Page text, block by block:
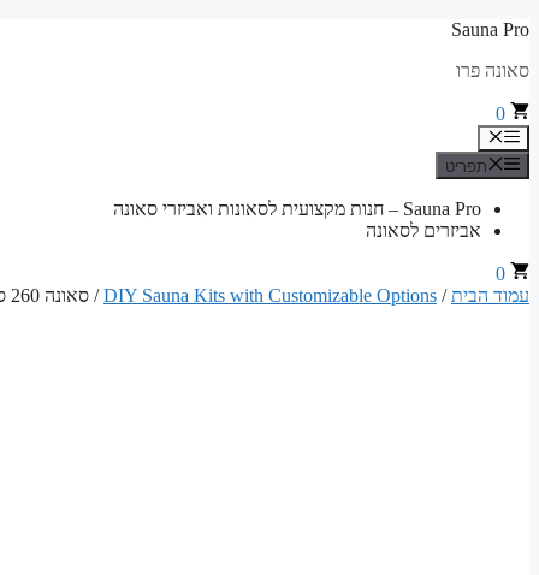
לדלג
Sauna Pro
סאונה פרו
0
תפריט
תפריט
Sauna Pro – חנות מקצועית לסאונות ואביזרי סאונה
אביזרים לסאונה
0
עמוד הבית/
DIY Sauna Kits with Customizable Options/ סאונה 260 ס"מ רוחב x 190 ס"מ עומק x 200 ס"מ גובה חלקים להרכבת סאונה יבשה קלאסית